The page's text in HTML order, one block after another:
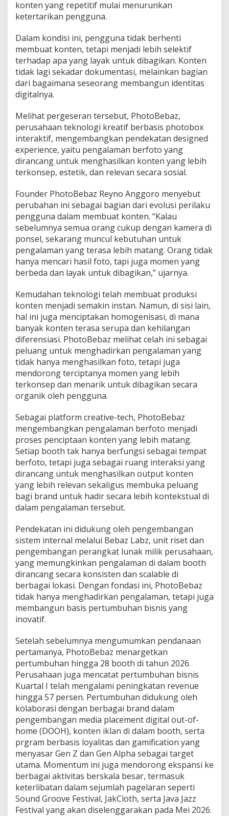
F
i
g
u
e
konten yang repetitif mulai menurunkan
ketertarikan pengguna.
Dalam kondisi ini, pengguna tidak berhenti
membuat konten, tetapi menjadi lebih selektif
terhadap apa yang layak untuk dibagikan. Konten
tidak lagi sekadar dokumentasi, melainkan bagian
dari bagaimana seseorang membangun identitas
digitalnya.
Melihat pergeseran tersebut, PhotoBebaz,
perusahaan teknologi kreatif berbasis photobox
interaktif, mengembangkan pendekatan designed
experience, yaitu pengalaman berfoto yang
dirancang untuk menghasilkan konten yang lebih
terkonsep, estetik, dan relevan secara sosial.
Founder PhotoBebaz Reyno Anggoro menyebut
perubahan ini sebagai bagian dari evolusi perilaku
pengguna dalam membuat konten. “Kalau
sebelumnya semua orang cukup dengan kamera di
ponsel, sekarang muncul kebutuhan untuk
pengalaman yang terasa lebih matang. Orang tidak
hanya mencari hasil foto, tapi juga momen yang
berbeda dan layak untuk dibagikan,” ujarnya.
Kemudahan teknologi telah membuat produksi
konten menjadi semakin instan. Namun, di sisi lain,
hal ini juga menciptakan homogenisasi, di mana
banyak konten terasa serupa dan kehilangan
diferensiasi. PhotoBebaz melihat celah ini sebagai
peluang untuk menghadirkan pengalaman yang
tidak hanya menghasilkan foto, tetapi juga
mendorong terciptanya momen yang lebih
terkonsep dan menarik untuk dibagikan secara
organik oleh pengguna.
Sebagai platform creative-tech, PhotoBebaz
mengembangkan pengalaman berfoto menjadi
proses penciptaan konten yang lebih matang.
Setiap booth tak hanya berfungsi sebagai tempat
berfoto, tetapi juga sebagai ruang interaksi yang
dirancang untuk menghasilkan output konten
yang lebih relevan sekaligus membuka peluang
bagi brand untuk hadir secara lebih kontekstual di
dalam pengalaman tersebut.
Pendekatan ini didukung oleh pengembangan
sistem internal melalui Bebaz Labz, unit riset dan
pengembangan perangkat lunak milik perusahaan,
yang memungkinkan pengalaman di dalam booth
dirancang secara konsisten dan scalable di
berbagai lokasi. Dengan fondasi ini, PhotoBebaz
tidak hanya menghadirkan pengalaman, tetapi juga
membangun basis pertumbuhan bisnis yang
inovatif.
Setelah sebelumnya mengumumkan pendanaan
pertamanya, PhotoBebaz menargetkan
pertumbuhan hingga 28 booth di tahun 2026.
Perusahaan juga mencatat pertumbuhan bisnis
Kuartal I telah mengalami peningkatan revenue
hingga 57 persen. Pertumbuhan didukung oleh
kolaborasi dengan berbagai brand dalam
pengembangan media placement digital out-of-
home (DOOH), konten iklan di dalam booth, serta
prgram berbasis loyalitas dan gamification yang
menyasar Gen Z dan Gen Alpha sebagai target
utama. Momentum ini juga mendorong ekspansi ke
berbagai aktivitas berskala besar, termasuk
keterlibatan dalam sejumlah pagelaran seperti
Sound Groove Festival, JakCloth, serta Java Jazz
Festival yang akan diselenggarakan pada Mei 2026.